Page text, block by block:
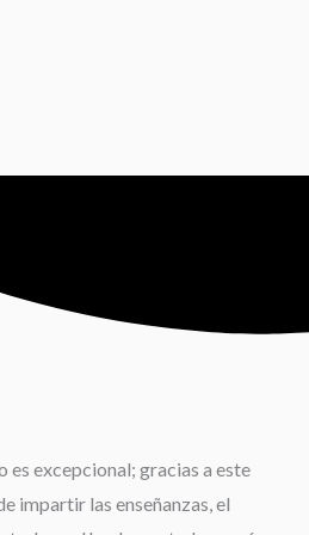
es excepcional; gracias a este
impartir las enseñanzas, el